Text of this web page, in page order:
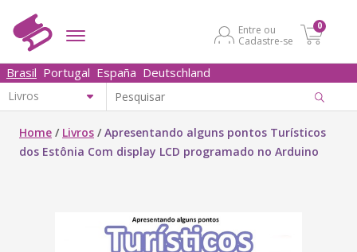
Entre ou
Cadastre-se
0
Brasil Portugal España Deutschland
Home / Livros /Apresentando alguns pontos Turísticos
dos Estônia Com display LCD programado no Arduino